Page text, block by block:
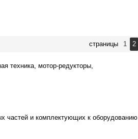
страницы 1 2
техника, мотор-редукторы,
частей и комплектующих к оборудованию